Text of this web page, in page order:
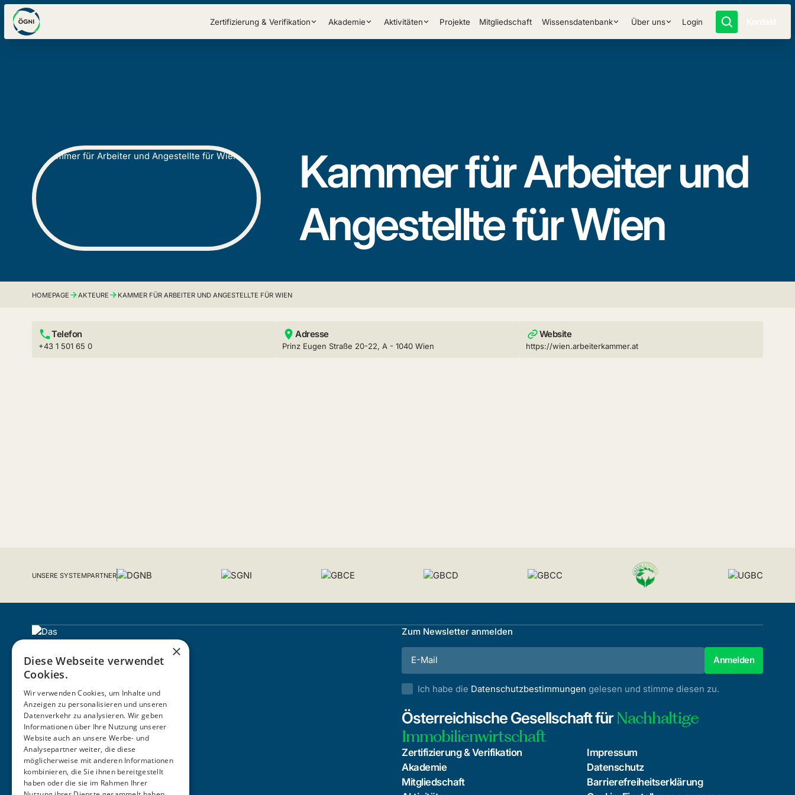
Zertifizierung & Verifikation Akademie Aktivitäten Projekte Mitgliedschaft Wissensdatenbank Über uns Login
Kammer für Arbeiter und
Angestellte für Wien
HOMEPAGE AKTEURE KAMMER FÜR ARBEITER UND ANGESTELLTE FÜR WIEN
Telefon
+43 1 501 65 0
Adresse
Prinz Eugen Straße 20-22, A - 1040 Wien
Website
https://wien.arbeiterkammer.at
UNSERE SYSTEMPARTNER
ZERTIFIZIERUNG
Zum Newsletter anmelden
Ich habe die Datenschutzbestimmungen gelesen und stimme diesen zu.
Österreichische Gesellschaft fürNachhaltige
Immobilienwirtschaft
Zertifizierung & Verifikation
Akademie
Mitgliedschaft
Impressum
Datenschutz
Barrierefreiheitserklärung
×
Diese Webseite verwendet
Cookies.
Wir verwenden Cookies, um Inhalte und
Anzeigen zu personalisieren und unseren
Datenverkehr zu analysieren. Wir geben
Informationen über Ihre Nutzung unserer
Website auch an unsere Werbe- und
Analysepartner weiter, die diese
möglicherweise mit anderen Informationen
kombinieren, die Sie ihnen bereitgestellt
haben oder die sie im Rahmen Ihrer